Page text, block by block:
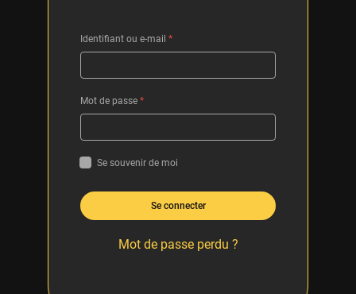
Identifiant ou e-mail *
Mot de passe *
Se souvenir de moi
Se connecter
Mot de passe perdu ?